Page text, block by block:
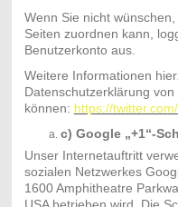
Wenn Sie nicht
Seiten zuordnen kann,
Benutzerkonto aus.
Weitere Informationen
Datenschutzerklärung
können: https://
c) Google „+1“-
Unser Internetauftritt
sozialen Netzwerkes
1600 Amphitheatre
USA betrieben wird. Die